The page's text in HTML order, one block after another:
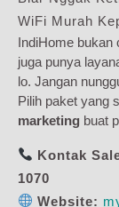
WiFi Murah
IndiHome bukan
juga punya
lo. Jangan
Pilih paket yang
marketing buat
Kontak
1070
Website: